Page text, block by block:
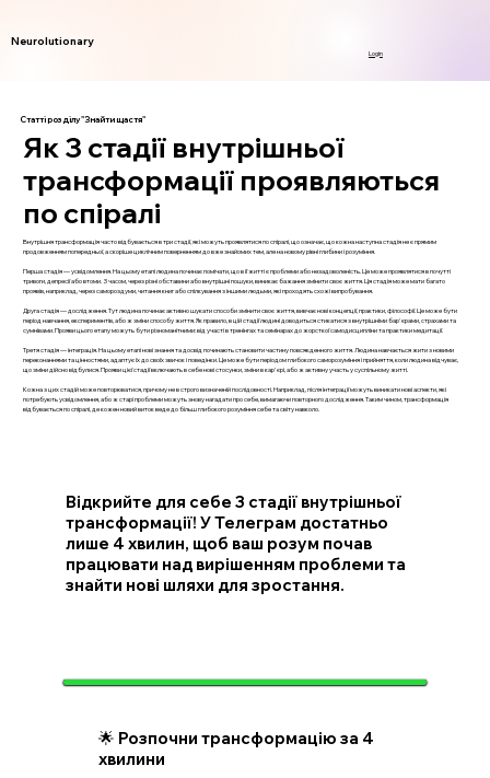
Neurolutionary
Login
Статті розділу "Знайти щастя"
Як 3 стадії внутрішньої
трансформації проявляються
по спіралі
Внутрішня трансформація часто відбувається в три стадії, які можуть проявлятися по спіралі, що означає, що кожна наступна стадія не є прямим
продовженням попередньої, а скоріше циклічним поверненням до вже знайомих тем, але на новому рівні глибини і розуміння.
Перша стадія — усвідомлення. На цьому етапі людина починає помічати, що в її житті є проблеми або незадоволеність. Це може проявлятися в почутті
тривоги, депресії або втоми. З часом, через різні обставини або внутрішні пошуки, виникає бажання змінити своє життя. Ця стадія може мати багато
проявів, наприклад, через самороздуми, читання книг або спілкування з іншими людьми, які проходять схожі випробування.
Друга стадія — дослідження. Тут людина починає активно шукати способи змінити своє життя, вивчає нові концепції, практики, філософії. Це може бути
період навчання, експериментів, або ж зміни способу життя. Як правило, в цій стадії людині доводиться стикатися з внутрішніми бар'єрами, страхами та
сумнівами. Прояви цього етапу можуть бути різноманітними: від участі в тренінгах та семінарах до жорсткої самодисципліни та практики медитації.
Третя стадія — інтеграція. На цьому етапі нові знання та досвід починають становити частину повсякденного життя. Людина навчається жити з новими
переконаннями та цінностями, адаптує їх до своїх звичок і поведінки. Це може бути періодом глибокого саморозуміння і прийняття, коли людина відчуває,
що зміни дійсно відбулися. Прояви цієї стадії включають в себе нові стосунки, зміни в кар'єрі, або ж активну участь у суспільному житті.
Кожна з цих стадій може повторюватися, причому не в строго визначеній послідовності. Наприклад, після інтеграції можуть виникати нові аспекти, які
потребують усвідомлення, або ж старі проблеми можуть знову нагадати про себе, вимагаючи повторного дослідження. Таким чином, трансформація
відбувається по спіралі, де кожен новий виток веде до більш глибокого розуміння себе та світу навколо.
Відкрийте для себе 3 стадії внутрішньої
трансформації! У Телеграм достатньо
лише 4 хвилин, щоб ваш розум почав
працювати над вирішенням проблеми та
знайти нові шляхи для зростання.
🌟 Розпочни трансформацію за 4
хвилини